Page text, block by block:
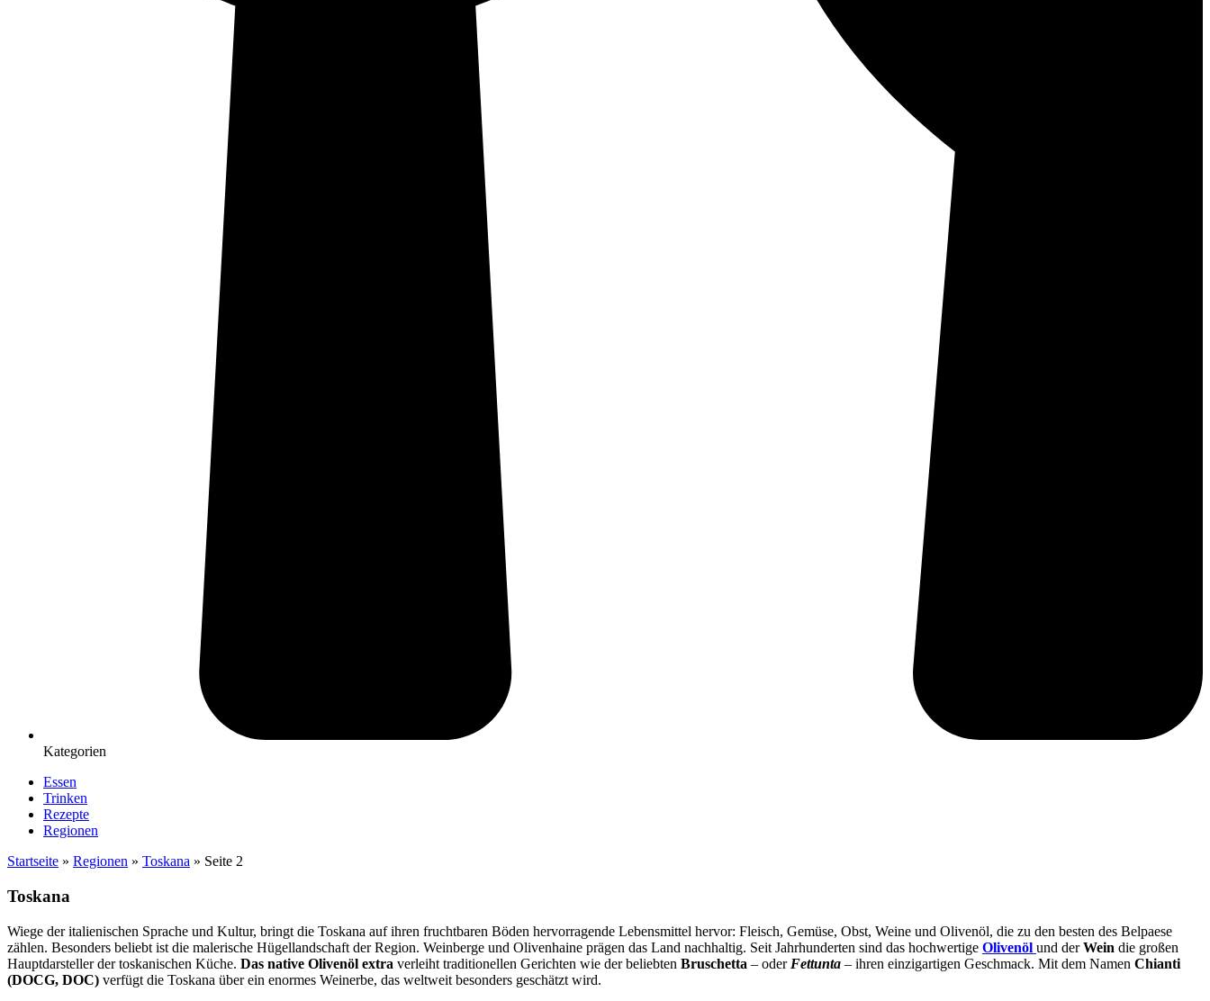
Kategorien
Essen
Trinken
Rezepte
Regionen
Startseite » Regionen » Toskana » Seite 2
Toskana
Wiege der italienischen Sprache und Kultur, bringt die Toskana auf ihren fruchtbaren Böden hervorragende Lebensmittel hervor: Fleisch, Gemüse, Obst, Weine und Olivenöl, die zu den besten des Belpaese
zählen. Besonders beliebt ist die malerische Hügellandschaft der Region. Weinberge und Olivenhaine prägen das Land nachhaltig. Seit Jahrhunderten sind das hochwertige Olivenöl und derWein die großen
Hauptdarsteller der toskanischen Küche. Das native Olivenöl extra verleiht traditionellen Gerichten wie der beliebten Bruschetta – oder Fettunta – ihren einzigartigen Geschmack. Mit dem Namen Chianti
(DOCG, DOC) verfügt die Toskana über ein enormes Weinerbe, das weltweit besonders geschätzt wird.